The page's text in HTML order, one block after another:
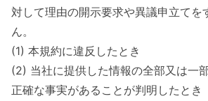
対して理由の開示要求や異議申立てを
ん。
(1) 本規約に違反したとき
(2) 当社に提供した情報の全部又は一
正確な事実があることが判明したとき